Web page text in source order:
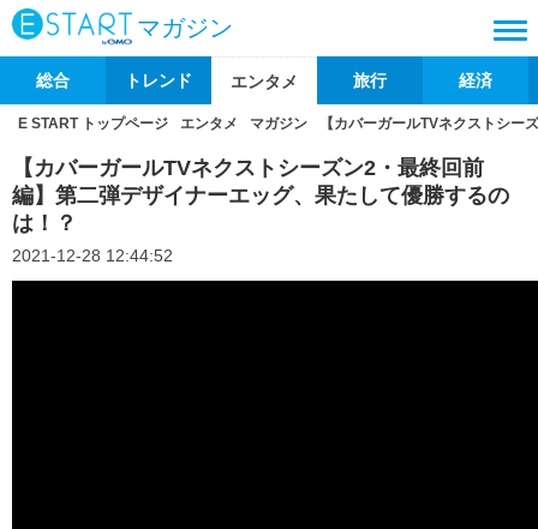
マガジン
総合 トレンド エンタメ 旅行 経済
E START トップページ エンタメ マガジン 【カバーガールTVネクストシ
【カバーガールTVネクストシーズン2・最終回前
編】第二弾デザイナーエッグ、果たして優勝するの
は！？
2021-12-28 12:44:52